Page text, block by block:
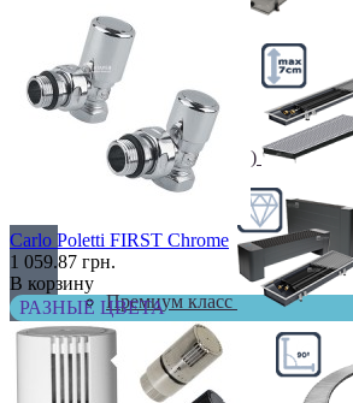
Недорогие
Низкие (до 70 мм)
Премиум класс
Carlo Poletti FIRST Chrome
1 059.87 грн.
В корзину
РАЗНЫЕ ЦВЕТА